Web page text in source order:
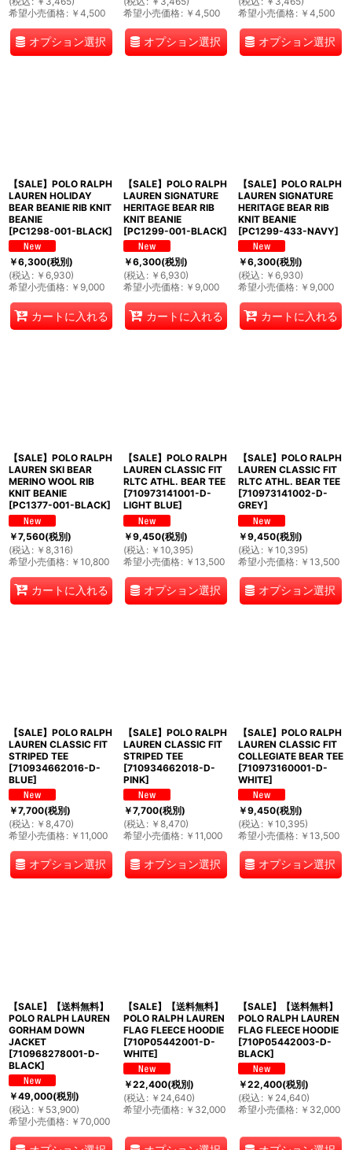
希望小売価格: ￥ 4,500
オプション選択
希望小売価格: ￥ 4,500
オプション選択
希望小売価格: ￥ 4,500
オプション選択
【SALE】POLO RALPH
LAUREN HOLIDAY
BEAR BEANIE RIB KNIT
BEANIE
[PC1298-001-BLACK]
￥6,300(税別)
(税込 : ￥ 6,930)
希望小売価格: ￥ 9,000
カートに入れる
【SALE】POLO RALPH
LAUREN SIGNATURE
HERITAGE BEAR RIB
KNIT BEANIE
[PC1299-001-BLACK]
￥6,300(税別)
(税込 : ￥ 6,930)
希望小売価格: ￥ 9,000
カートに入れる
【SALE】POLO RALPH
LAUREN SIGNATURE
HERITAGE BEAR RIB
KNIT BEANIE
[PC1299-433-NAVY]
￥6,300(税別)
(税込 : ￥ 6,930)
希望小売価格: ￥ 9,000
カートに入れる
【SALE】POLO RALPH
LAUREN SKI BEAR
MERINO WOOL RIB
KNIT BEANIE
[PC1377-001-BLACK]
￥7,560(税別)
(税込 : ￥ 8,316)
希望小売価格: ￥ 10,800
カートに入れる
【SALE】POLO RALPH
LAUREN CLASSIC FIT
RLTC ATHL. BEAR TEE
[710973141001-D-
LIGHT BLUE]
￥9,450(税別)
(税込 : ￥ 10,395)
希望小売価格: ￥ 13,500
オプション選択
【SALE】POLO RALPH
LAUREN CLASSIC FIT
RLTC ATHL. BEAR TEE
[710973141002-D-
GREY]
￥9,450(税別)
(税込 : ￥ 10,395)
希望小売価格: ￥ 13,500
オプション選択
【SALE】POLO RALPH
LAUREN CLASSIC FIT
STRIPED TEE
[710934662016-D-
BLUE]
￥7,700(税別)
(税込 : ￥ 8,470)
希望小売価格: ￥ 11,000
オプション選択
【SALE】POLO RALPH
LAUREN CLASSIC FIT
STRIPED TEE
[710934662018-D-
PINK]
￥7,700(税別)
(税込 : ￥ 8,470)
希望小売価格: ￥ 11,000
オプション選択
【SALE】POLO RALPH
LAUREN CLASSIC FIT
COLLEGIATE BEAR TEE
[710973160001-D-
WHITE]
￥9,450(税別)
(税込 : ￥ 10,395)
希望小売価格: ￥ 13,500
オプション選択
【SALE】【送料無料】
POLO RALPH LAUREN
GORHAM DOWN
JACKET
[710968278001-D-
BLACK]
￥49,000(税別)
(税込 : ￥ 53,900)
希望小売価格: ￥ 70,000
【SALE】【送料無料】
POLO RALPH LAUREN
FLAG FLEECE HOODIE
[710P05442001-D-
WHITE]
￥22,400(税別)
(税込 : ￥ 24,640)
希望小売価格: ￥ 32,000
【SALE】【送料無料】
POLO RALPH LAUREN
FLAG FLEECE HOODIE
[710P05442003-D-
BLACK]
￥22,400(税別)
(税込 : ￥ 24,640)
希望小売価格: ￥ 32,000